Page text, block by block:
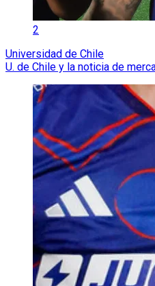
2
Universidad de Chile
U. de Chile y la noticia de